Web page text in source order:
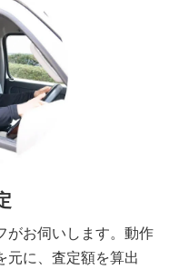
がお伺いします。動作
元に、査定額を算出